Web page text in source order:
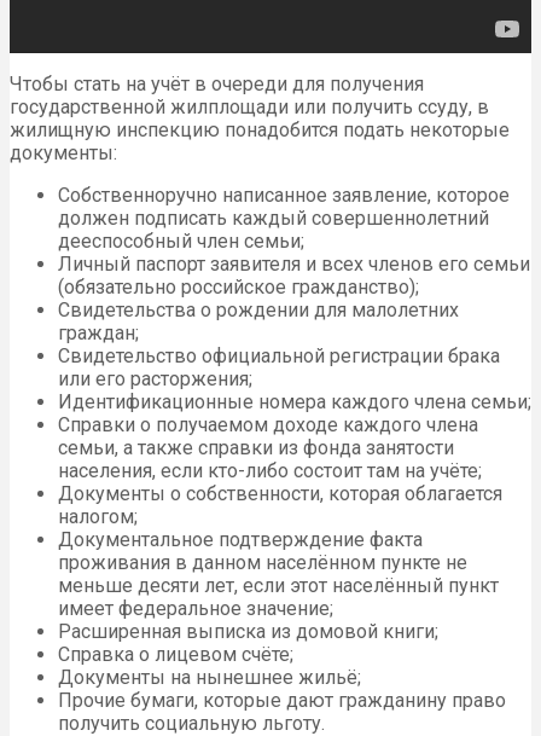
Чтобы стать на учёт в очереди для получения
государственной жилплощади или получить ссуду, в
жилищную инспекцию понадобится подать некоторые
документы:
Собственноручно написанное заявление, которое
должен подписать каждый совершеннолетний
дееспособный член семьи;
Личный паспорт заявителя и всех членов его семьи
(обязательно российское гражданство);
Свидетельства о рождении для малолетних
граждан;
Свидетельство официальной регистрации брака
или его расторжения;
Идентификационные номера каждого члена семьи;
Справки о получаемом доходе каждого члена
семьи, а также справки из фонда занятости
населения, если кто-либо состоит там на учёте;
Документы о собственности, которая облагается
налогом;
Документальное подтверждение факта
проживания в данном населённом пункте не
меньше десяти лет, если этот населённый пункт
имеет федеральное значение;
Расширенная выписка из домовой книги;
Справка о лицевом счёте;
Документы на нынешнее жильё;
Прочие бумаги, которые дают гражданину право
получить социальную льготу.